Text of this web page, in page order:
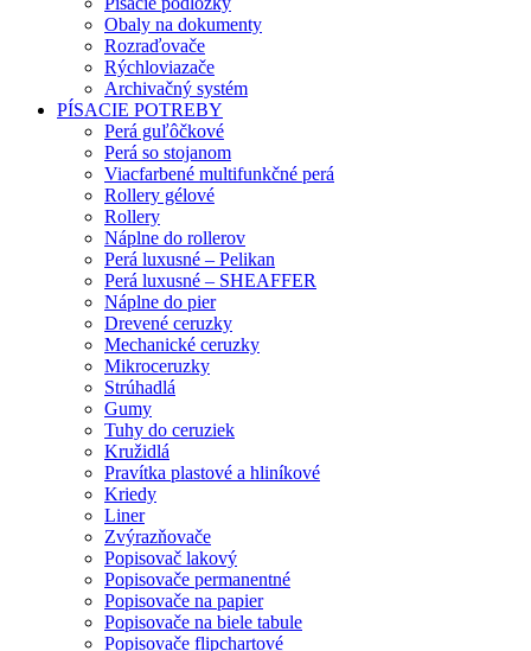
Obaly na dokumenty
Rozraďovače
Rýchloviazače
Archivačný systém
PÍSACIE POTREBY
Perá guľôčkové
Perá so stojanom
Viacfarbené multifunkčné perá
Rollery gélové
Rollery
Náplne do rollerov
Perá luxusné – Pelikan
Perá luxusné – SHEAFFER
Náplne do pier
Drevené ceruzky
Mechanické ceruzky
Mikroceruzky
Strúhadlá
Gumy
Tuhy do ceruziek
Kružidlá
Pravítka plastové a hliníkové
Kriedy
Liner
Zvýrazňovače
Popisovač lakový
Popisovače permanentné
Popisovače na papier
Popisovače na biele tabule
Popisovače flipchartové